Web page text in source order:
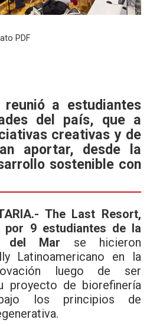
PDF
a estudiantes
del país, que a
creativas y de
aportar, desde la
sostenible con
The Last Resort,
por 9 estudiantes de la
del Mar se hicieron
Latinoamericano en la
luego de ser
proyecto de biorefinería
los principios de